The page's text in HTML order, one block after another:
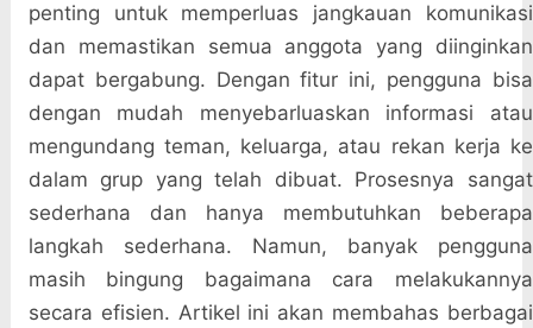
penting untuk memperluas jangkauan komunikasi
dan memastikan semua anggota yang diinginkan
dapat bergabung. Dengan fitur ini, pengguna bisa
dengan mudah menyebarluaskan informasi atau
mengundang teman, keluarga, atau rekan kerja ke
dalam grup yang telah dibuat. Prosesnya sangat
sederhana dan hanya membutuhkan beberapa
langkah sederhana. Namun, banyak pengguna
masih bingung bagaimana cara melakukannya
secara efisien. Artikel ini akan membahas berbagai